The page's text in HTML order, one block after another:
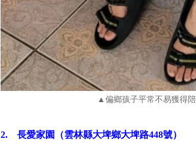
▲偏鄉孩子平常不易獲得
2. 長愛家園（雲林縣大埤鄉大埤路448號）